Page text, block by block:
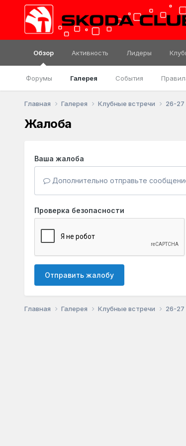
Обзор
Форумы Галерея События
Активность Лидеры
Главная Галерея Клубные встречи 26-27
Жалоба
Ваша жалоба
Дополнительно отправьте
Проверка безопасности
Отправить жалобу
Главная Галерея Клубные встречи 26-27